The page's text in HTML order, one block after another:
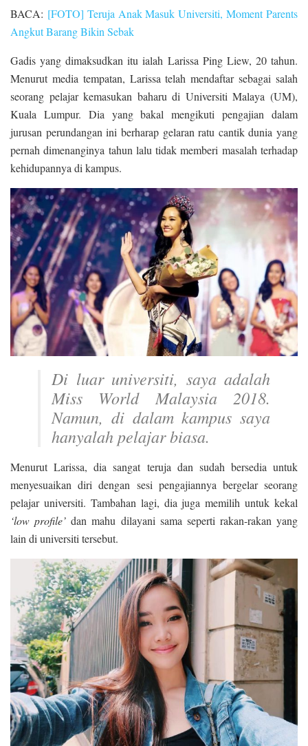
BACA: [FOTO] Teruja Anak Masuk Universiti, Moment Parents
Angkut Barang Bikin Sebak
Gadis yang dimaksudkan itu ialah Larissa Ping Liew, 20 tahun.
Menurut media tempatan, Larissa telah mendaftar sebagai salah
seorang pelajar kemasukan baharu di Universiti Malaya (UM),
Kuala Lumpur. Dia yang bakal mengikuti pengajian dalam
jurusan perundangan ini berharap gelaran ratu cantik dunia yang
pernah dimenanginya tahun lalu tidak memberi masalah terhadap
kehidupannya di kampus.
Di luar universiti, saya adalah
Miss World Malaysia 2018.
Namun, di dalam kampus saya
hanyalah pelajar biasa.
Menurut Larissa, dia sangat teruja dan sudah bersedia untuk
menyesuaikan diri dengan sesi pengajiannya bergelar seorang
pelajar universiti. Tambahan lagi, dia juga memilih untuk kekal
‘low profile’ dan mahu dilayani sama seperti rakan-rakan yang
lain di universiti tersebut.